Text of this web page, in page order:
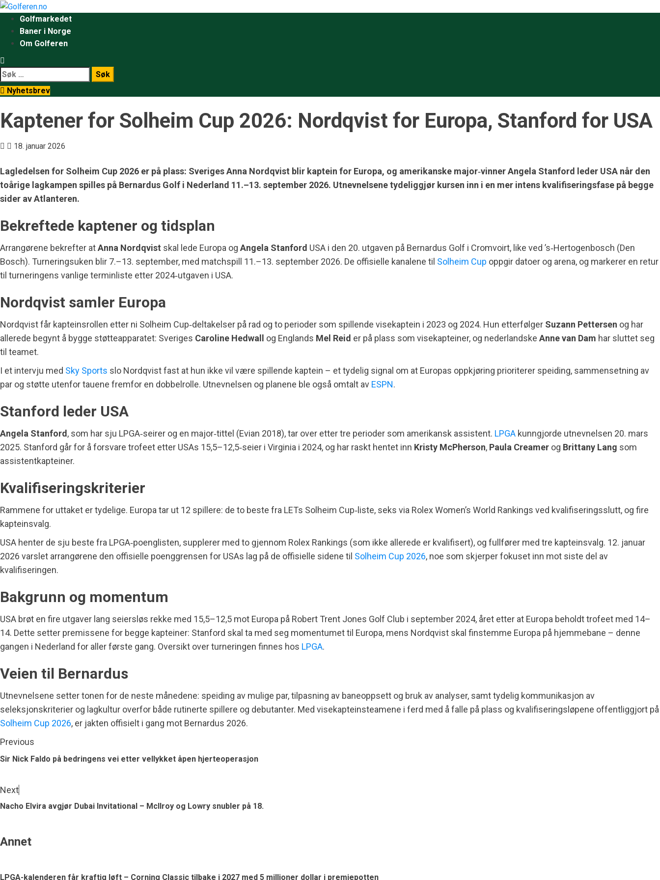
Golfmarkedet
Baner i Norge
Om Golferen
Nyhetsbrev
Kaptener for Solheim Cup 2026: Nordqvist for Europa, Stanford for USA
18. januar 2026
Lagledelsen for Solheim Cup 2026 er på plass: Sveriges Anna Nordqvist blir kaptein for Europa, og amerikanske major‑vinner Angela Stanford leder USA når den
toårige lagkampen spilles på Bernardus Golf i Nederland 11.–13. september 2026. Utnevnelsene tydeliggjør kursen inn i en mer intens kvalifiseringsfase på begge
sider av Atlanteren.
Bekreftede kaptener og tidsplan
Arrangørene bekrefter atAnna Nordqvist skal lede Europa og Angela Stanford USA i den 20. utgaven på Bernardus Golf i Cromvoirt, like ved ’s‑Hertogenbosch (Den
Bosch). Turneringsuken blir 7.–13. september, med matchspill 11.–13. september 2026. De offisielle kanalene til Solheim Cup oppgir datoer og arena, og markerer en retur
til turneringens vanlige terminliste etter 2024‑utgaven i USA.
Nordqvist samler Europa
Nordqvist får kapteinsrollen etter ni Solheim Cup‑deltakelser på rad og to perioder som spillende visekaptein i 2023 og 2024. Hun etterfølger Suzann Pettersen og har
allerede begynt å bygge støtteapparatet: Sveriges Caroline Hedwall og Englands Mel Reid er på plass som visekapteiner, og nederlandske Anne van Dam har sluttet seg
til teamet.
I et intervju med Sky Sports slo Nordqvist fast at hun ikke vil være spillende kaptein – et tydelig signal om at Europas oppkjøring prioriterer speiding, sammensetning av
par og støtte utenfor tauene fremfor en dobbelrolle. Utnevnelsen og planene ble også omtalt av ESPN.
Stanford leder USA
Angela Stanford, som har sju LPGA‑seirer og en major‑tittel (Evian 2018), tar over etter tre perioder som amerikansk assistent. LPGA kunngjorde utnevnelsen 20. mars
2025. Stanford går for å forsvare trofeet etter USAs 15,5–12,5‑seier i Virginia i 2024, og har raskt hentet inn Kristy McPherson, Paula Creamer og Brittany Lang som
assistentkapteiner.
Kvalifiseringskriterier
Rammene for uttaket er tydelige. Europa tar ut 12 spillere: de to beste fra LETs Solheim Cup‑liste, seks via Rolex Women’s World Rankings ved kvalifiseringsslutt, og fire
kapteinsvalg.
USA henter de sju beste fra LPGA‑poenglisten, supplerer med to gjennom Rolex Rankings (som ikke allerede er kvalifisert), og fullfører med tre kapteinsvalg. 12. januar
2026 varslet arrangørene den offisielle poenggrensen for USAs lag på de offisielle sidene til Solheim Cup 2026, noe som skjerper fokuset inn mot siste del av
kvalifiseringen.
Bakgrunn og momentum
USA brøt en fire utgaver lang seiersløs rekke med 15,5–12,5 mot Europa på Robert Trent Jones Golf Club i september 2024, året etter at Europa beholdt trofeet med 14–
14. Dette setter premissene for begge kapteiner: Stanford skal ta med seg momentumet til Europa, mens Nordqvist skal finstemme Europa på hjemmebane – denne
gangen i Nederland for aller første gang. Oversikt over turneringen finnes hos LPGA.
Veien til Bernardus
Utnevnelsene setter tonen for de neste månedene: speiding av mulige par, tilpasning av baneoppsett og bruk av analyser, samt tydelig kommunikasjon av
seleksjonskriterier og lagkultur overfor både rutinerte spillere og debutanter. Med visekapteinsteamene i ferd med å falle på plass og kvalifiseringsløpene offentliggjort på
Solheim Cup 2026, er jakten offisielt i gang mot Bernardus 2026.
Previous
Sir Nick Faldo på bedringens vei etter vellykket åpen hjerteoperasjon
Next
Nacho Elvira avgjør Dubai Invitational – McIlroy og Lowry snubler på 18.
Annet
LPGA-kalenderen får kraftig løft – Corning Classic tilbake i 2027 med 5 millioner dollar i premiepotten